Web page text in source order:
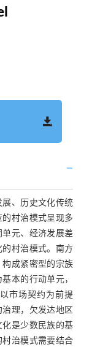
、历史文化传统
村治模式呈现多
元、经济发展差
村治模式。南方
成紧密型的宗族
本的行动单元，
市场契约为前提
理，欠发达地区
是少数民族的基
治模式需要结合